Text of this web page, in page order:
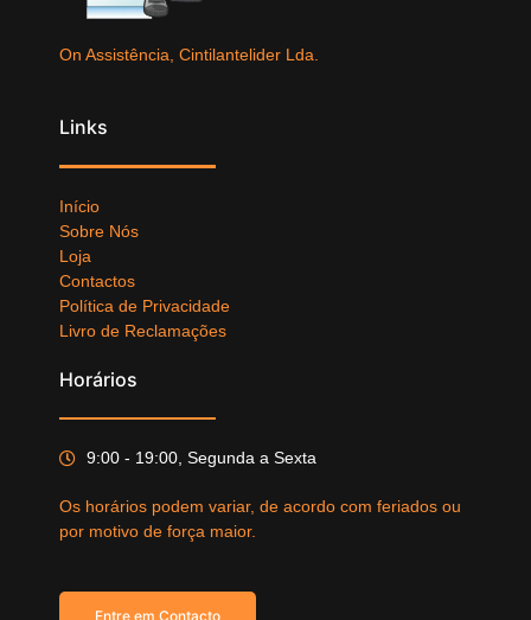
On Assistência, Cintilantelider Lda.
Links
Início
Sobre Nós
Loja
Contactos
Política de Privacidade
Livro de Reclamações
Horários
9:00 - 19:00, Segunda a Sexta
Os horários podem variar, de acordo com feriados ou
por motivo de força maior.
Entre em Contacto